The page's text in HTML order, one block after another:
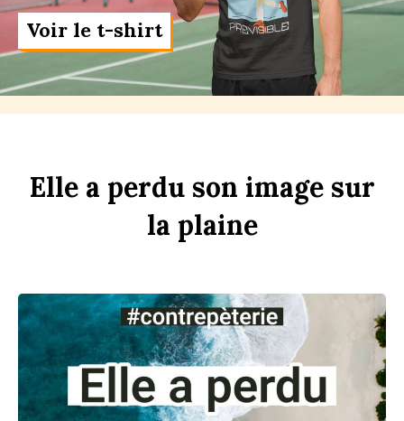
Voir le t-shirt
Elle a perdu son image sur
la plaine